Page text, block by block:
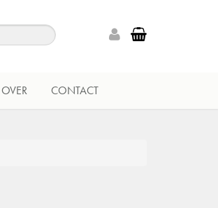
OVER CONTACT